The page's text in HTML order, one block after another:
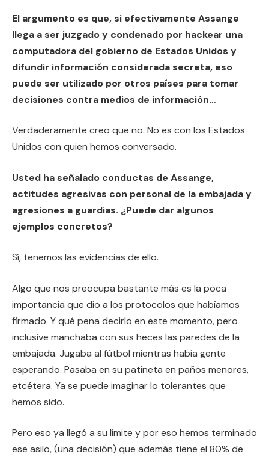
El argumento es que, si efectivamente Assange
llega a ser juzgado y condenado por hackear una
computadora del gobierno de Estados Unidos y
difundir información considerada secreta, eso
puede ser utilizado por otros países para tomar
decisiones contra medios de información…
Verdaderamente creo que no. No es con los Estados
Unidos con quien hemos conversado.
Usted ha señalado conductas de Assange,
actitudes agresivas con personal de la embajada y
agresiones a guardias. ¿Puede dar algunos
ejemplos concretos?
Sí, tenemos las evidencias de ello.
Algo que nos preocupa bastante más es la poca
importancia que dio a los protocolos que habíamos
firmado. Y qué pena decirlo en este momento, pero
inclusive manchaba con sus heces las paredes de la
embajada. Jugaba al fútbol mientras había gente
esperando. Pasaba en su patineta en paños menores,
etcétera. Ya se puede imaginar lo tolerantes que
hemos sido.
Pero eso ya llegó a su límite y por eso hemos terminado
ese asilo, (una decisión) que además tiene el 80% de